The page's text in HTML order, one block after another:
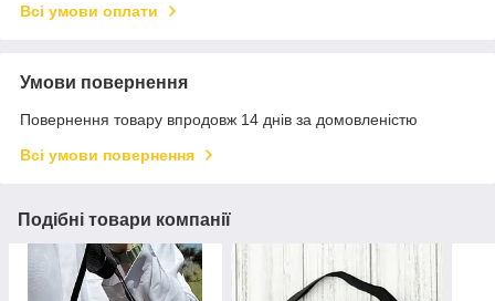
Всі умови оплати
Умови повернення
Повернення товару впродовж 14 днів за домовленістю
Всі умови повернення
Подібні товари компанії